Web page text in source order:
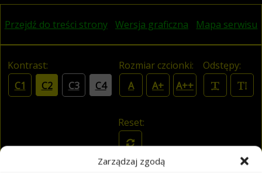
Zarządzaj zgodą
Przejdź do treści strony Wersja graficzna Mapa serwisu
Kontrast:
C1
C2 C3 C4
Rozmiar czcionki:
A
A+ A++
Odstępy:
Reset: